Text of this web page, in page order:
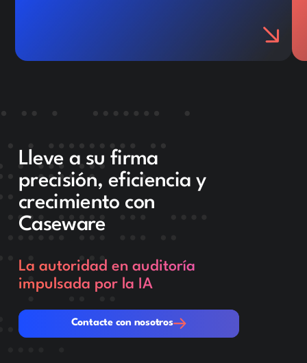
Lleve a su firma
precisión, eficiencia y
crecimiento con
Caseware
La autoridad en auditoría
impulsada por la IA
Contacte con nosotros
Contacte con nosotros